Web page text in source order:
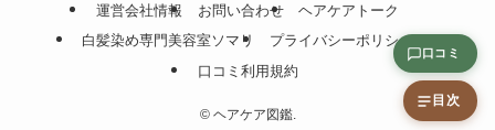
運営会社情報 お問い合わせ
ヘアケアトーク
白髪染め専門美容室ソマリ
プライバシーポリシー
口コミ利用規約
©ヘアケア図鑑.
口コミ
目次